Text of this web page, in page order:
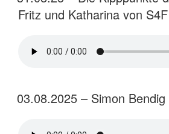
Fritz und Katharina von
03.08.2025 – Simon